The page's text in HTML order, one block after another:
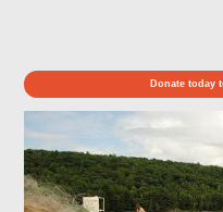
Donate today